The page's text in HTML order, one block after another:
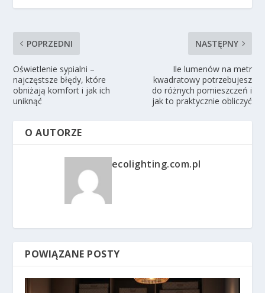
POPRZEDNI
Oświetlenie sypialni –
najczęstsze błędy, które
obniżają komfort i jak ich
uniknąć
NASTĘPNY
Ile lumenów na metr
kwadratowy potrzebujesz
do różnych pomieszczeń i
jak to praktycznie obliczyć
O AUTORZE
ecolighting.com.pl
POWIĄZANE POSTY